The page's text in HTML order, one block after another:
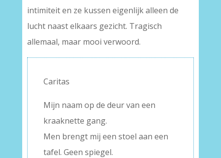
intimiteit en ze kussen eigenlijk alleen de
lucht naast elkaars gezicht. Tragisch
allemaal, maar mooi verwoord.
Caritas
Mijn naam op de deur van een
kraaknette gang.
Men brengt mij een stoel aan een
tafel. Geen spiegel.